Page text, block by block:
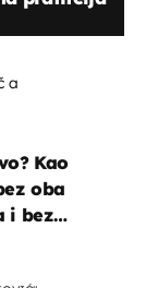
Kao
oba
i bez